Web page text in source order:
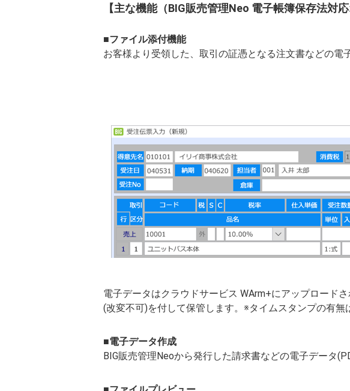
【主な機能（BIG販売管理Neo 電子帳簿保存法対応
■ファイル添付機能
お客様より受領した、取引の証憑となる注文書などの
電子データはクラウドサービス WArm+にアップロード
(改変不可)を付して保管します。※タイムスタンプの有無
■電子データ作成
BIG販売管理Neoから発行した請求書などの電子データ